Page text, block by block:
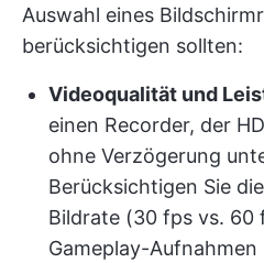
Auswahl eines
berücksichtigen sollten:
Videoqualität und
einen Recorder, der
ohne Verzögerung
Berücksichtigen Sie
Bildrate (30 fps vs. 60
Gameplay-Aufnahmen